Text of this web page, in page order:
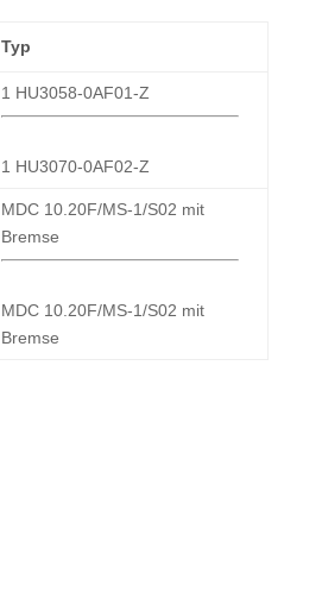
Typ
1 HU3058-0AF01-Z
1 HU3070-0AF02-Z
MDC 10.20F/MS-1/S02 mit
Bremse
MDC 10.20F/MS-1/S02 mit
Bremse